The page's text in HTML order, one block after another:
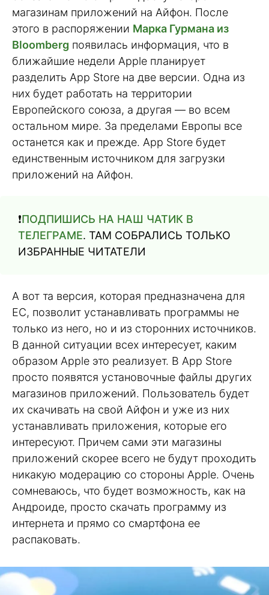
магазинам приложений на Айфон. После
этого в распоряжении Марка Гурмана из
Bloomberg появилась информация, что в
ближайшие недели Apple планирует
разделить App Store на две версии. Одна из
них будет работать на территории
Европейского союза, а другая — во всем
остальном мире. За пределами Европы все
останется как и прежде. App Store будет
единственным источником для загрузки
приложений на Айфон.
❗️ПОДПИШИСЬ НА НАШ ЧАТИК В
ТЕЛЕГРАМЕ. ТАМ СОБРАЛИСЬ ТОЛЬКО
ИЗБРАННЫЕ ЧИТАТЕЛИ
А вот та версия, которая предназначена для
ЕС, позволит устанавливать программы не
только из него, но и из сторонних источников.
В данной ситуации всех интересует, каким
образом Apple это реализует. В App Store
просто появятся установочные файлы других
магазинов приложений. Пользователь будет
их скачивать на свой Айфон и уже из них
устанавливать приложения, которые его
интересуют. Причем сами эти магазины
приложений скорее всего не будут проходить
никакую модерацию со стороны Apple. Очень
сомневаюсь, что будет возможность, как на
Андроиде, просто скачать программу из
интернета и прямо со смартфона ее
распаковать.